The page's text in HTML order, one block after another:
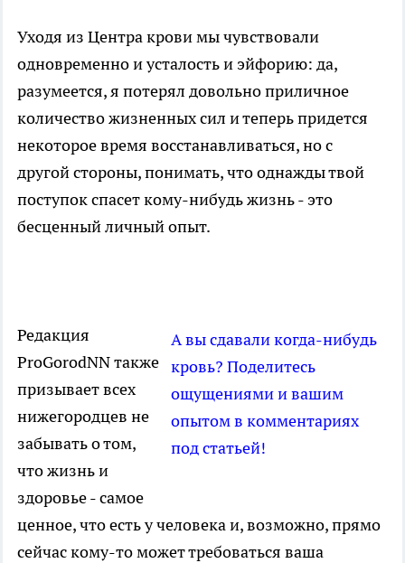
Уходя из Центра крови мы чувствовали
одновременно и усталость и эйфорию: да,
разумеется, я потерял довольно приличное
количество жизненных сил и теперь придется
некоторое время восстанавливаться, но с
другой стороны, понимать, что однажды твой
поступок спасет кому-нибудь жизнь - это
бесценный личный опыт.
А вы сдавали когда-нибудь
кровь? Поделитесь
ощущениями и вашим
опытом в комментариях
под статьей!
Редакция
ProGorodNN также
призывает всех
нижегородцев не
забывать о том,
что жизнь и
здоровье - самое
ценное, что есть у человека и, возможно, прямо
сейчас кому-то может требоваться ваша